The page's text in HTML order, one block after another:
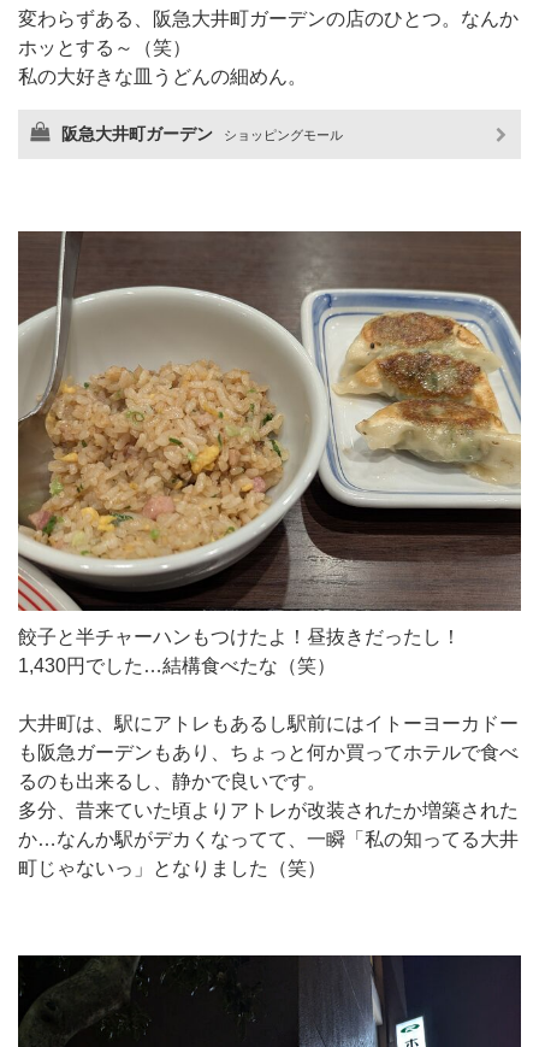
変わらずある、阪急大井町ガーデンの店のひとつ。なんか
ホッとする～（笑）
私の大好きな皿うどんの細めん。
阪急大井町ガーデン ショッピングモール
餃子と半チャーハンもつけたよ！昼抜きだったし！
1,430円でした…結構食べたな（笑）
大井町は、駅にアトレもあるし駅前にはイトーヨーカドー
も阪急ガーデンもあり、ちょっと何か買ってホテルで食べ
るのも出来るし、静かで良いです。
多分、昔来ていた頃よりアトレが改装されたか増築された
か…なんか駅がデカくなってて、一瞬「私の知ってる大井
町じゃないっ」となりました（笑）